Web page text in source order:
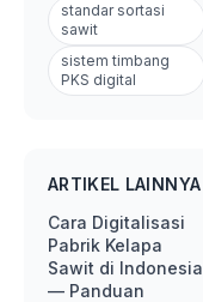
standar sortasi
sawit
sistem timbang
PKS digital
ARTIKEL LAINNYA
Cara Digitalisasi
Pabrik Kelapa
Sawit di Indonesia
— Panduan